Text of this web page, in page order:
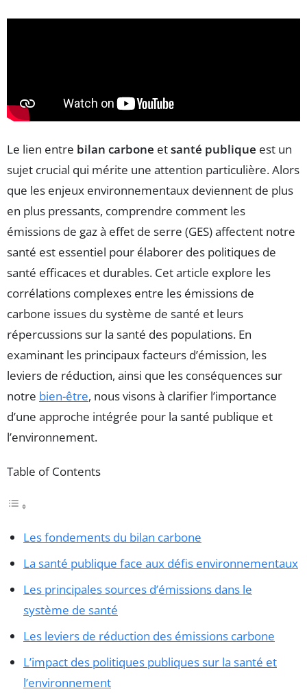
Le lien entre bilan carbone etsanté publique est un
sujet crucial qui mérite une attention particulière. Alors
que les enjeux environnementaux deviennent de plus
en plus pressants, comprendre comment les
émissions de gaz à effet de serre (GES) affectent notre
santé est essentiel pour élaborer des politiques de
santé efficaces et durables. Cet article explore les
corrélations complexes entre les émissions de
carbone issues du système de santé et leurs
répercussions sur la santé des populations. En
examinant les principaux facteurs d’émission, les
leviers de réduction, ainsi que les conséquences sur
notre bien-être, nous visons à clarifier l’importance
d’une approche intégrée pour la santé publique et
l’environnement.
Table of Contents
Les fondements du bilan carbone
La santé publique face aux défis environnementaux
Les principales sources d’émissions dans le
système de santé
Les leviers de réduction des émissions carbone
L’impact des politiques publiques sur la santé et
l’environnement